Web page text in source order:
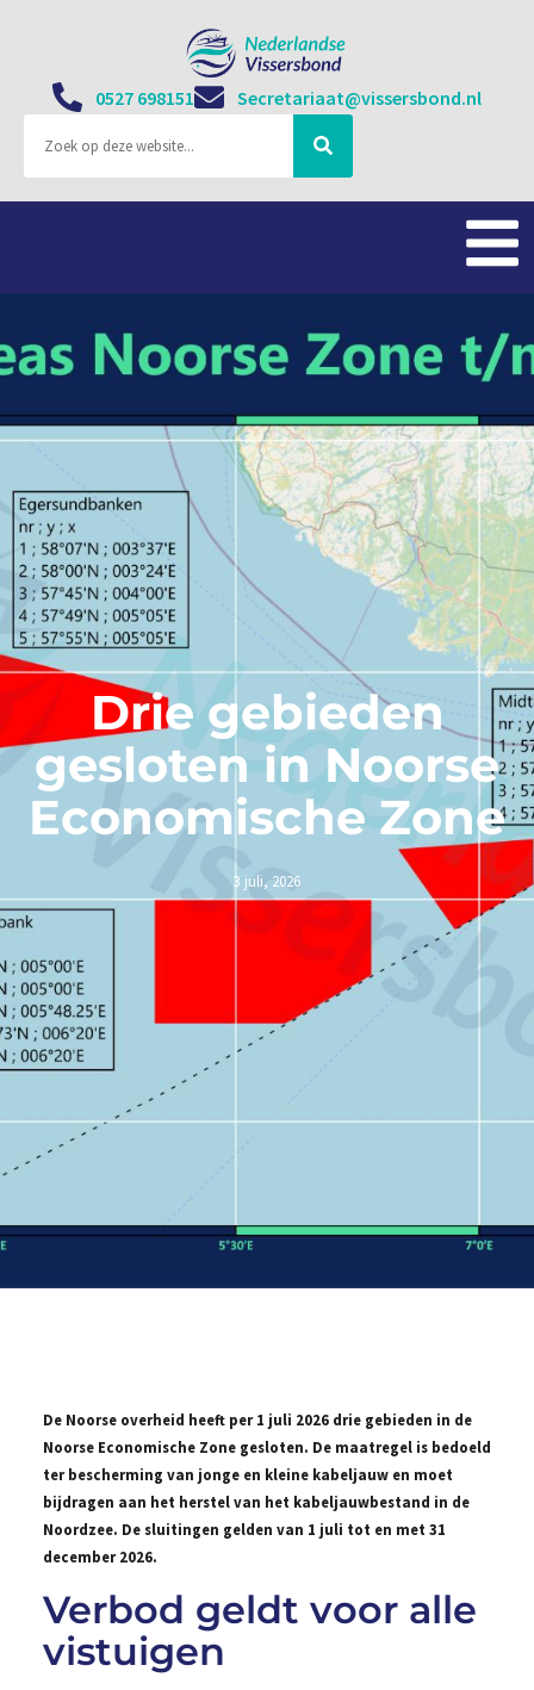
0527 698151 Secretariaat@vissersbond.nl
Drie gebieden
gesloten in Noorse
Economische Zone
3 juli, 2026
De Noorse overheid heeft per 1 juli 2026 drie gebieden in de
Noorse Economische Zone gesloten. De maatregel is bedoeld
ter bescherming van jonge en kleine kabeljauw en moet
bijdragen aan het herstel van het kabeljauwbestand in de
Noordzee. De sluitingen gelden van 1 juli tot en met 31
december 2026.
Verbod geldt voor alle
vistuigen